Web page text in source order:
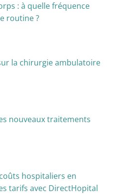
: à quelle fréquence
routine ?
la chirurgie ambulatoire
nouveaux traitements
hospitaliers en
tarifs avec DirectHopital